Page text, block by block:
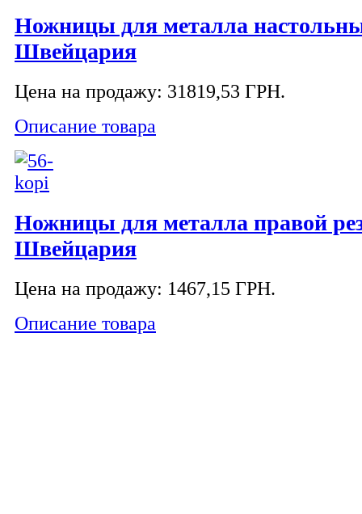
Ножницы для металла
Швейцария
Цена на продажу: 31819,53 ГРН.
Описание товара
Ножницы для металла правой
Швейцария
Цена на продажу: 1467,15 ГРН.
Описание товара